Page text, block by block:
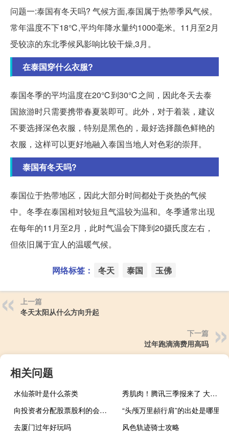
问题一:泰国有冬天吗? 气候方面,泰国属于热带季风气候。
常年温度不下18℃,平均年降水量约1000毫米。11月至2月
受较凉的东北季候风影响比较干燥,3月。
在泰国穿什么衣服?
泰国冬季的平均温度在20℃到30℃之间，因此冬天去泰
国旅游时只需要携带春夏装即可。此外，对于着装，建议
不要选择深色衣服，特别是黑色的，最好选择颜色鲜艳的
衣服，这样可以更好地融入泰国当地人对色彩的崇拜。
泰国有冬天吗?
泰国位于热带地区，因此大部分时间都处于炎热的气候
中。冬季在泰国相对较短且气温较为温和。冬季通常出现
在每年的11月至2月，此时气温会下降到20摄氏度左右，
但依旧属于宜人的温暖气候。
网络标签： 冬天 泰国 玉佛
上一篇
冬天太阳从什么方向升起
下一篇
过年跑滴滴费用高吗
相关问题
水仙茶叶是什么茶类
秀肌肉！腾讯三季报来了 大股东应声大涨！混元大模型崭露头角 股票回购将创新高
向投资者分配股票股利的会计分录
“头颅万里頳行肩”的出处是哪里
去厦门过年好玩吗
风色轨迹骑士攻略